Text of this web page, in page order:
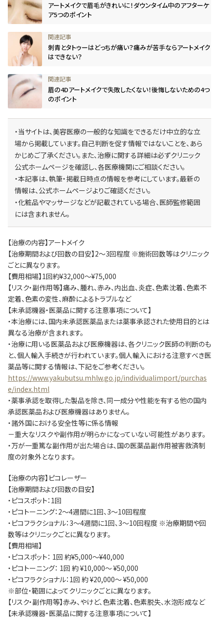
アートメイクで眉毛がきれいに！ダウンタイム中のアフターケ
ア5つのポイント
刺青とタトゥーはどっちが痛い？痛みが苦手ならアートメイク
はできない？
眉の4Dアートメイクで失敗したくない！後悔しないための4つ
のポイント
・当サイトは、美容医療の一般的な知識をできるだけ中立的な立
場から掲載しています。自己判断を促す情報ではないことを、あら
かじめご了承ください。また、治療に関する詳細は必ずクリニック
公式ホームページを確認し、各医療機関にご相談ください。
・本記事は、執筆・掲載日時点の情報を参考にしています。最新の
情報は、公式ホームページよりご確認ください。
・化粧品やマッサージなどが記載されている場合、医師監修範囲
には含まれません。
【治療の内容】アートメイク
【治療期間および回数の目安】2～3回程度 ※施術回数等はクリニック
ごとに異なります。
【費用相場】1回約¥32,000～¥75,000
【リスク・副作用等】痛み、腫れ、赤み、内出血、炎症、色素沈着、色素不
定着、色素の変性、麻酔によるトラブルなど
【未承認機器・医薬品に関する注意事項について】
・本治療には、国内未承認医薬品または薬事承認された使用目的とは
異なる治療が含まれます。
・治療に用いる医薬品および医療機器は、各クリニック医師の判断のも
と、個人輸入手続きが行われています。個人輸入における注意すべき医
薬品等に関する情報は、下記をご参考ください。
https://www.yakubutsu.mhlw.go.jp/individualimport/purchas
e/index.html
・薬事承認を取得した製品を除き、同一成分や性能を有する他の国内
承認医薬品および医療機器はありません。
・諸外国における安全性等に係る情報
－重大なリスクや副作用が明らかになっていない可能性があります。
・万が一重篤な副作用が出た場合は、国の医薬品副作用被害救済制
度の対象外となります。
【治療の内容】ピコレーザー
【治療期間および回数の目安】
・ピコスポット：1回
・ピコトーニング：2～4週間に1回、3～10回程度
・ピコフラクショナル：3～4週間に1回、3～10回程度 ※治療期間や回
数等はクリニックごとに異なります。
【費用相場】
・ピコスポット： 1回 約¥5,000～¥40,000
・ピコトーニング： 1回 約 ¥10,000～ ¥50,000
・ピコフラクショナル：1回 約 ¥20,000～ ¥50,000
※部位・範囲によってクリニックごとに異なります。
【リスク・副作用等】赤み、やけど、色素沈着、色素脱失、水泡形成など
【未承認機器・医薬品に関する注意事項について】